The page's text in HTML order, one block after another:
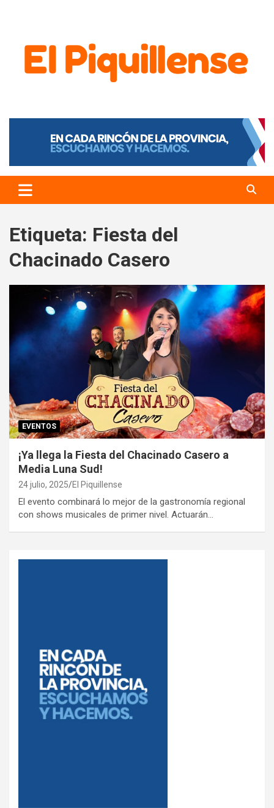
El Piquillense
Etiqueta: Fiesta del
Chacinado Casero
EVENTOS
¡Ya llega la Fiesta del Chacinado Casero a
Media Luna Sud!
24 julio, 2025 El Piquillense
El evento combinará lo mejor de la gastronomía regional
con shows musicales de primer nivel. Actuarán…